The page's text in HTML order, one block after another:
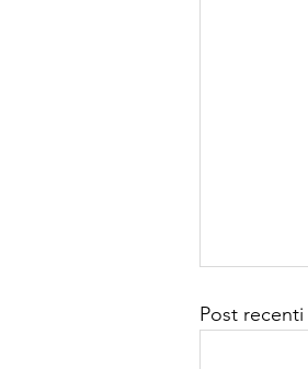
Post recenti